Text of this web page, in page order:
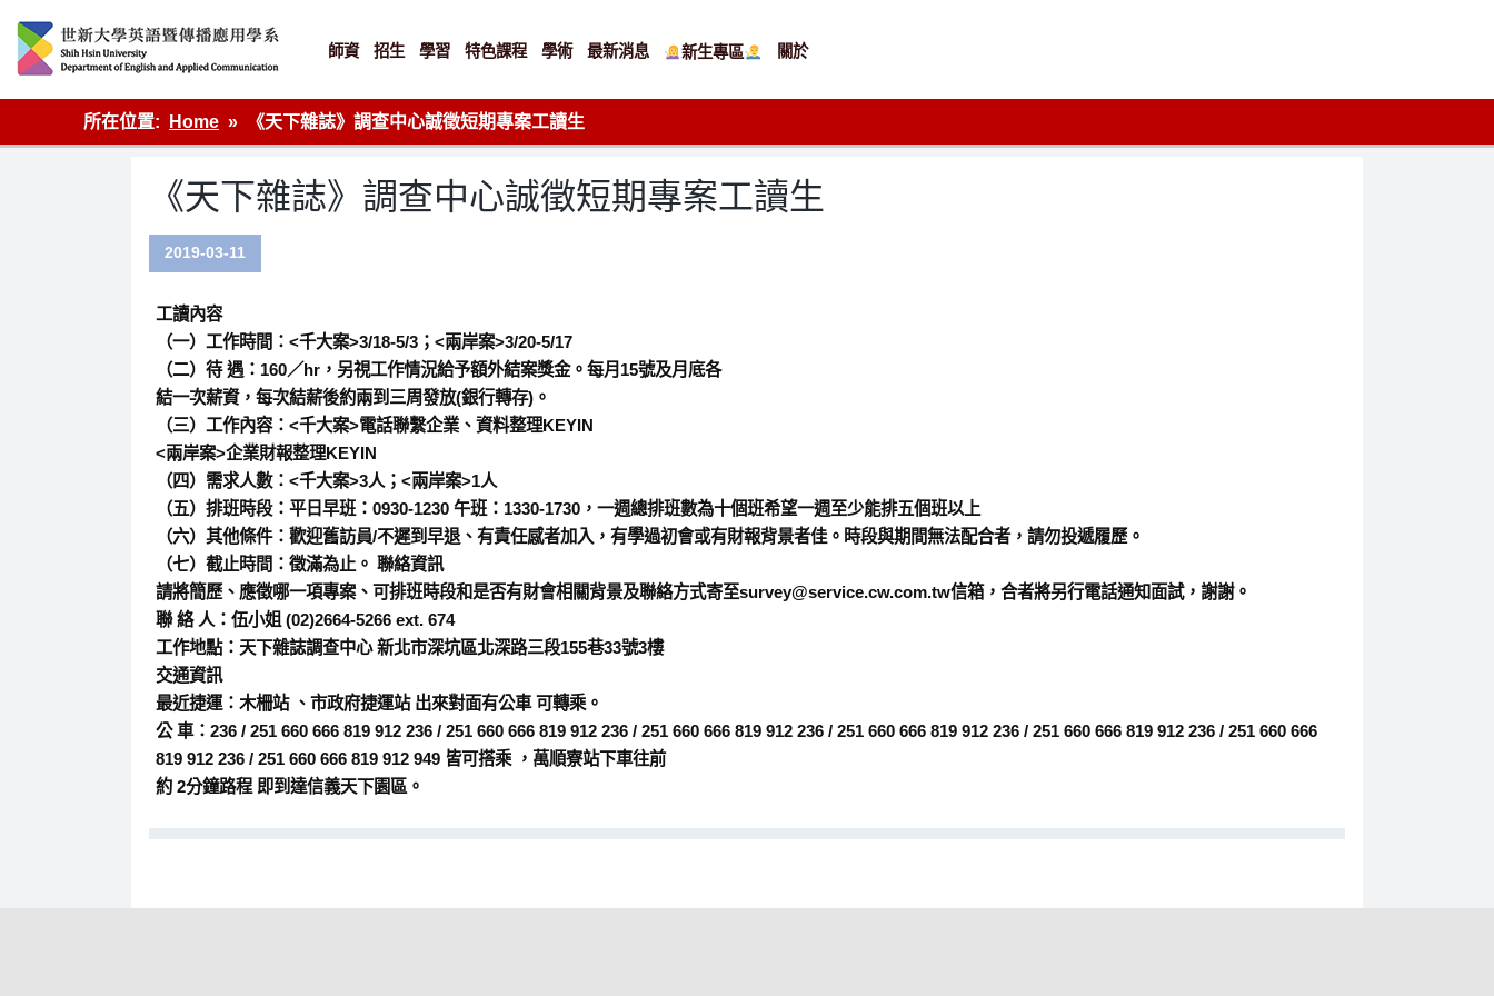
content
英語傳播
師資 招生 學習 特色課程 學術 最新消息 新生專區 關於
所在位置: Home 《天下雜誌》調查中心誠徵短期專案工讀生
《天下雜誌》調查中心誠徵短期專案工讀生
2019-03-11
工讀內容
（一）工作時間：<千大案>3/18-5/3；<兩岸案>3/20-5/17
（二）待 遇：160／hr，另視工作情況給予額外結案獎金。每月15號及月底各
結一次薪資，每次結薪後約兩到三周發放(銀行轉存)。
（三）工作內容：<千大案>電話聯繫企業、資料整理KEYIN
<兩岸案>企業財報整理KEYIN
（四）需求人數：<千大案>3人；<兩岸案>1人
（五）排班時段：平日早班：0930-1230 午班：1330-1730，一週總排班數為十個班希望一週至少能排五個班以上
（六）其他條件：歡迎舊訪員/不遲到早退、有責任感者加入，有學過初會或有財報背景者佳。時段與期間無法配合者，請勿投遞履歷。
（七）截止時間：徵滿為止。 聯絡資訊
請將簡歷、應徵哪一項專案、可排班時段和是否有財會相關背景及聯絡方式寄至survey@service.cw.com.tw信箱，合者將另行電話通知面試，謝謝。
聯 絡 人：伍小姐 (02)2664-5266 ext. 674
工作地點：天下雜誌調查中心 新北市深坑區北深路三段155巷33號3樓
交通資訊
最近捷運：木柵站 、市政府捷運站 出來對面有公車 可轉乘。
公 車：236 / 251 660 666 819 912 236 / 251 660 666 819 912 236 / 251 660 666 819 912 236 / 251 660 666 819 912 236 / 251 660 666 819 912 236 / 251 660 666
819 912 236 / 251 660 666 819 912 949 皆可搭乘 ，萬順寮站下車往前
約 2分鐘路程 即到達信義天下園區。